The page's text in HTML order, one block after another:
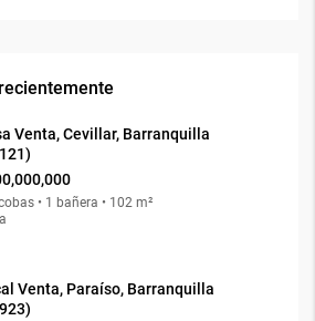
Venta, Cevillar, Barranquilla
• 1 bañera • 102 m²
Venta, Paraíso, Barranquilla